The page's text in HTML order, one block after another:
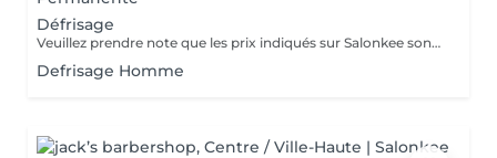
Défrisage
Veuillez prendre note que les prix indiqués sur Salonkee sont communiqués à titre informatif et s'entendent de base. Ces derniers sont susceptibles de varier selon le diagnostic réalisé à votre arrivée au salon et l'expertise du professionnel à qui vous confiez votre beauté. Dans tous les cas, un devis précis vous sera proposé et toutes réalisations de prestations seront effectuées avec votre accord. Un grand merci d'avance pour votre compréhension. Au plaisir de vous recevoir très vite.
Defrisage Homme